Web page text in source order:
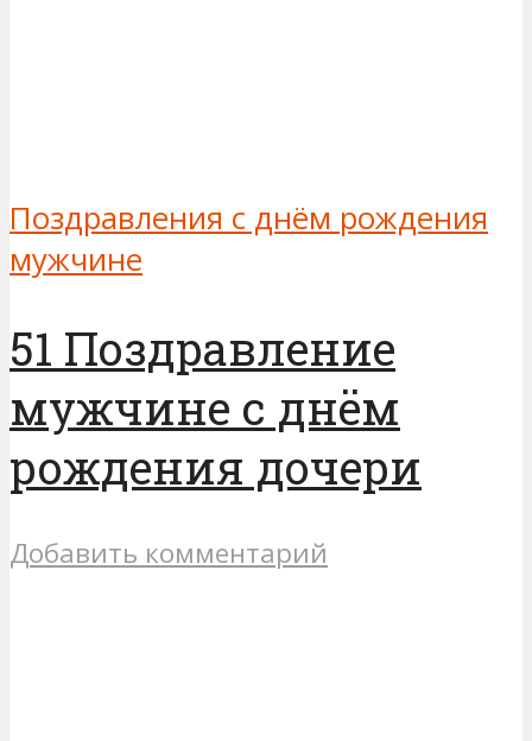
Поздравления с днём рождения
мужчине
51 Поздравление
мужчине с днём
рождения дочери
Добавить комментарий